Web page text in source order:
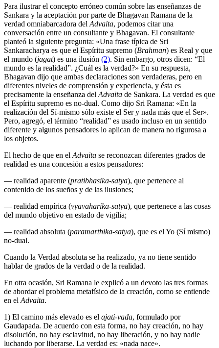
Para ilustrar el concepto erróneo común sobre las enseñanzas de
Sankara y la aceptación por parte de Bhagavan Ramana de la
verdad omniabarcadora del Advaita, podemos citar una
conversación entre un consultante y Bhagavan. El consultante
planteó la siguiente pregunta: «Una frase típica de Sri
Sankaracharya es que el Espíritu supremo (Brahman) es Real y que
el mundo (jagat) es una ilusión (2). Sin embargo, otros dicen: “El
mundo es la realidad”. ¿Cuál es la verdad?» En su respuesta,
Bhagavan dijo que ambas declaraciones son verdaderas, pero en
diferentes niveles de comprensión y experiencia, y ésta es
precisamente la enseñanza del Advaita de Sankara. La verdad es que
el Espíritu supremo es no-dual. Como dijo Sri Ramana: «En la
realización del Sí-mismo sólo existe el Ser y nada más que el Ser».
Pero, agregó, el término “realidad” es usado incluso en un sentido
diferente y algunos pensadores lo aplican de manera no rigurosa a
los objetos.
El hecho de que en el Advaita se reconozcan diferentes grados de
realidad es una concesión a estos pensadores:
— realidad aparente (pratibhasika-satya), que pertenece al
contenido de los sueños y de las ilusiones;
— realidad empírica (vyavaharika-satya), que pertenece a las cosas
del mundo objetivo en estado de vigilia;
— realidad absoluta (paramarthika-satya), que es el Yo (Sí mismo)
no-dual.
Cuando la Verdad absoluta se ha realizado, ya no tiene sentido
hablar de grados de la verdad o de la realidad.
En otra ocasión, Sri Ramana le explicó a un devoto las tres formas
de abordar el problema metafísico de la creación, como se entiende
en el Advaita.
1) El camino más elevado es el ajati-vada, formulado por
Gaudapada. De acuerdo con esta forma, no hay creación, no hay
disolución, no hay esclavitud, no hay liberación, y no hay nadie
luchando por liberarse. La verdad es: «nada nace».